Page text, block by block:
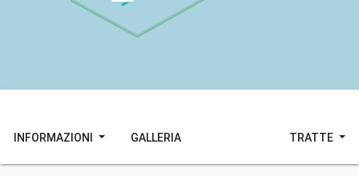
INFORMAZIONI GALLERIA TRATTE